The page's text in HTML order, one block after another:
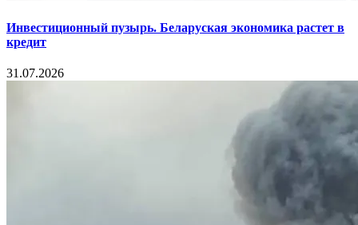
Инвестиционный пузырь. Беларуская экономика растет в
кредит
31.07.2026